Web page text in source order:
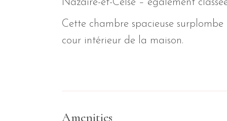
Nazaire-et-Celse – également
Cette chambre spacieuse
cour intérieur de la maison.
Amenities